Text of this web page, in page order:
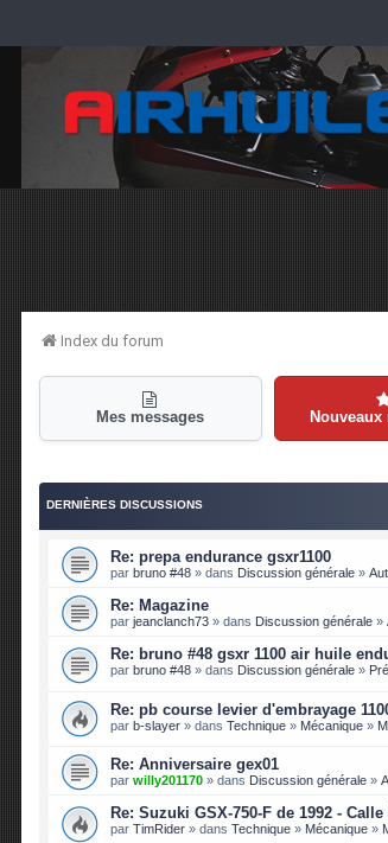
Index du forum
Mes messages Nouveaux
DERNIÈRES DISCUSSIONS
Re: prepa endurance gsxr1100
par bruno #48 » dans Discussion générale »
Re: Magazine
par jeanclanch73 » dans Discussion générale »
Re: bruno #48 gsxr 1100 air huile
par bruno #48 » dans Discussion générale »
Re: pb course levier d'embrayage
par b-slayer » dans Technique » Mécanique »
Re: Anniversaire gex01
par willy201170 » dans Discussion générale »
Re: Suzuki GSX-750-F de 1992 - Calle
par TimRider » dans Technique » Mécanique »